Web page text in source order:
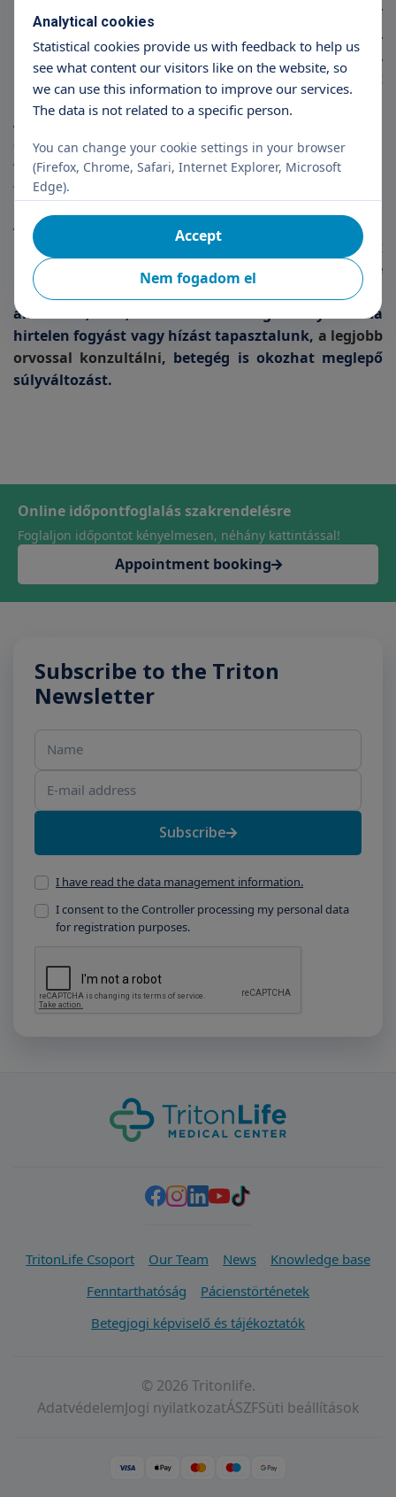
majd, miután megduplázta (ez 4-6 hónapos kor
körül következik be) legalább havi 40-50 dekát. A
legtöbb kisbaba az alsó határnál többet hízik. A
hízás nem mindig egyenletes: lehet, hogy az egyik
héten jócskán magára szed, a következő héten alig.
Ami biztosan rossz jel, ha egy kisbaba súlya
csökken. A fogyás betegséget is jelezhet, nem
feltétlenül azt, hogy nem jut a baba elég
táplálékhoz.
A legtöbb totyogó 12-16 hónapos korára
megháromszorozza a születési súlyát. Kisgyermek
korban, ahogy elveszti a babás formáit, egyre
inkább kirajzolódik, milyen az öröklött alkata. Van,
aki izmos, van, aki továbbra is gömbölyded. Ha
hirtelen fogyást vagy hízást tapasztalunk, a legjobb
orvossal konzultálni, betegég is okozhat meglepő
súlyváltozást.
Online időpontfoglalás szakrendelésre
Foglaljon időpontot kényelmesen, néhány kattintással!
Appointment booking
Subscribe to the Triton
Newsletter
Name
E-mail address
Subscribe
I have read the data management information.
I consent to the Controller processing my personal data
for registration purposes.
TritonLife Csoport Our Team News
Knowledge base
Fenntarthatóság
Pácienstörténetek
Betegjogi képviselő és tájékoztatók
© 2026 Tritonlife.
AdatvédelemJogi nyilatkozatÁSZFSüti beállítások
Analytical cookies
Statistical cookies provide us with feedback to help us
see what content our visitors like on the website, so
we can use this information to improve our services.
The data is not related to a specific person.
You can change your cookie settings in your browser
(Firefox, Chrome, Safari, Internet Explorer, Microsoft
Edge).
Nem fogadom el
Accept